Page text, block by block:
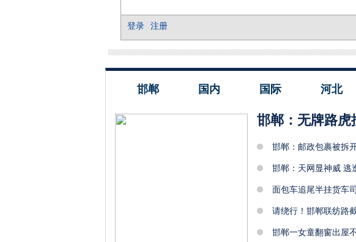
邯郸 国内 国际 河北
邯郸：无牌路虎
邯郸：邮政包裹被拆
邯郸：天网显神威 逃
面包车追尾半挂货车
请绕行！邯郸联纺路
邯郸一女童翻窗出屋